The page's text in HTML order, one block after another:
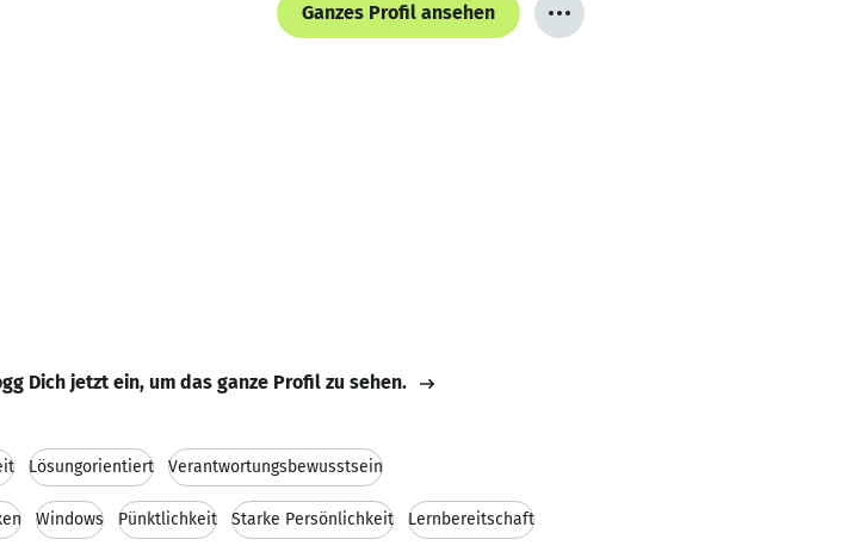
Ganzes Profil ansehen
Dich jetzt ein, um das ganze Profil zu sehen.
Lösungorientiert Verantwortungsbewusstsein
Windows Pünktlichkeit Starke Persönlichkeit Lernbereitschaft